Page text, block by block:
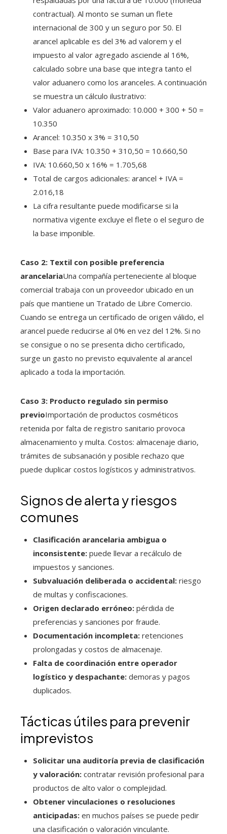
contractual). Al monto se suman un flete
internacional de 300 y un seguro por 50. El
arancel aplicable es del 3% ad valorem y el
impuesto al valor agregado asciende al 16%,
calculado sobre una base que integra tanto el
valor aduanero como los aranceles. A continuación
se muestra un cálculo ilustrativo:
Valor aduanero aproximado: 10.000 + 300 + 50 =
10.350
Arancel: 10.350 x 3% = 310,50
Base para IVA: 10.350 + 310,50 = 10.660,50
IVA: 10.660,50 x 16% = 1.705,68
Total de cargos adicionales: arancel + IVA =
2.016,18
La cifra resultante puede modificarse si la
normativa vigente excluye el flete o el seguro de
la base imponible.
Caso 2: Textil con posible preferencia
arancelariaUna compañía perteneciente al bloque
comercial trabaja con un proveedor ubicado en un
país que mantiene un Tratado de Libre Comercio.
Cuando se entrega un certificado de origen válido, el
arancel puede reducirse al 0% en vez del 12%. Si no
se consigue o no se presenta dicho certificado,
surge un gasto no previsto equivalente al arancel
aplicado a toda la importación.
Caso 3: Producto regulado sin permiso
previoImportación de productos cosméticos
retenida por falta de registro sanitario provoca
almacenamiento y multa. Costos: almacenaje diario,
trámites de subsanación y posible rechazo que
puede duplicar costos logísticos y administrativos.
Signos de alerta y riesgos
comunes
Clasificación arancelaria ambigua o
inconsistente: puede llevar a recálculo de
impuestos y sanciones.
Subvaluación deliberada o accidental: riesgo
de multas y confiscaciones.
Origen declarado erróneo: pérdida de
preferencias y sanciones por fraude.
Documentación incompleta: retenciones
prolongadas y costos de almacenaje.
Falta de coordinación entre operador
logístico y despachante: demoras y pagos
duplicados.
Tácticas útiles para prevenir
imprevistos
Solicitar una auditoría previa de clasificación
y valoración: contratar revisión profesional para
productos de alto valor o complejidad.
Obtener vinculaciones o resoluciones
anticipadas: en muchos países se puede pedir
una clasificación o valoración vinculante.